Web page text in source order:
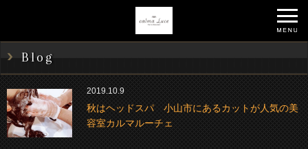
Blog
2019.10.9
秋はヘッドスパ 小山市にあるカットが人気の美
容室カルマルーチェ